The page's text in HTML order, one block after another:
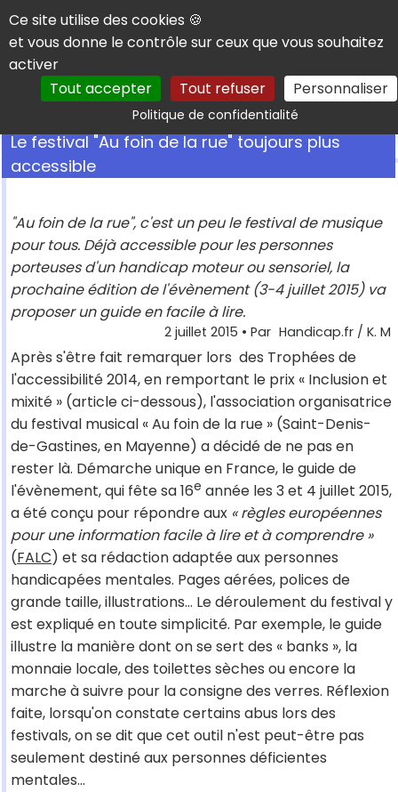
Panneau de gestion des cookies
Ce site utilise des cookies 🍪
et vous donne le contrôle sur ceux que vous souhaitez
activer
Tout accepter
Tout refuser Personnaliser
Politique de confidentialitéRechercher
Le festival "Au foin de la rue" toujours plus
accessible
"Au foin de la rue", c'est un peu le festival de musique
pour tous. Déjà accessible pour les personnes
porteuses d'un handicap moteur ou sensoriel, la
prochaine édition de l'évènement (3-4 juillet 2015) va
proposer un guide en facile à lire.
2 juillet 2015 • Par Handicap.fr / K. M
Après s'être fait remarquer lors des Trophées de
l'accessibilité 2014, en remportant le prix « Inclusion et
mixité » (article ci-dessous), l'association organisatrice
du festival musical « Au foin de la rue » (Saint-Denis-
de-Gastines, en Mayenne) a décidé de ne pas en
rester là. Démarche unique en France, le guide de
l'évènement, qui fête sa 16e année les 3 et 4 juillet 2015,
a été conçu pour répondre aux « règles européennes
pour une information facile à lire et à comprendre »
(FALC) et sa rédaction adaptée aux personnes
handicapées mentales. Pages aérées, polices de
grande taille, illustrations… Le déroulement du festival y
est expliqué en toute simplicité. Par exemple, le guide
illustre la manière dont on se sert des « banks », la
monnaie locale, des toilettes sèches ou encore la
marche à suivre pour la consigne des verres. Réflexion
faite, lorsqu'on constate certains abus lors des
festivals, on se dit que cet outil n'est peut-être pas
seulement destiné aux personnes déficientes
mentales…